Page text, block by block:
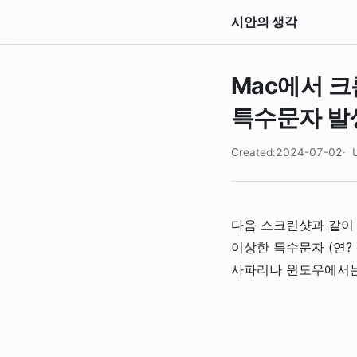
시안의 생각
Mac에서 크
특수문자 발
Created:2024-07-02
다음 스크린샷과 같
이상한 특수문자 (연
사파리나 윈도우에서